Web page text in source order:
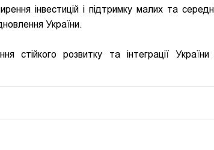
інвестицій і підтримку малих та
України.
стійкого розвитку та інтеграції України